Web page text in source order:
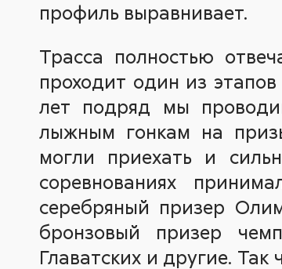
профиль выравнивает.
Трасса полностью
проходит один из
лет подряд мы
лыжным гонкам на
могли приехать и
соревнованиях
серебряный призер
бронзовый призер
Главатских и другие.